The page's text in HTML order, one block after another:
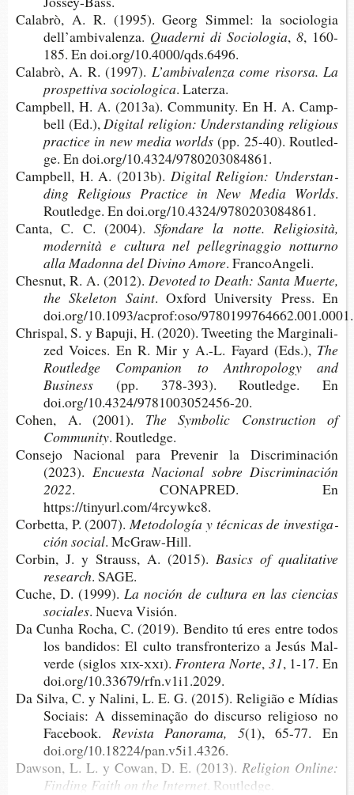
Calabrò, A. R. (1995). Georg Sim­mel: la socio­lo­gia
dell’ambivalenza. Qua­der­ni di Sociologia,8, 160-​
185. En doi.org/10.4000/qds.6496.
Calabrò, A. R. (1997). L’ambi­va­len­za come risor­sa. La
pros­pet­ti­va sociologica. Laterza.
Camp­bell, H. A. (2013a). Com­mu­nity. En H. A. Camp­
bell (Ed.),Digi­tal reli­gion: Unders­tan­ding reli­gious
prac­ti­ce in new media worlds (pp. 25-40). Routled­
ge. En doi.org/10.4324/9780203084861.
Camp­bell, H. A. (2013b). Digi­tal Reli­gion: Unders­tan­
ding Reli­gious Prac­ti­ce in New Media Worlds.
Routled­ge. En doi.org/10.4324/9780203084861.
Canta, C. C. (2004).Sfon­da­re la notte. Reli­gio­sità,
moder­nità e cul­tu­ra nel pelle­gri­nag­gio not­turno
alla Madon­na del Divino Amore. FrancoAngeli.
Ches­nut, R. A. (2012). Devoted to Death: Santa Muer­te,
the Ske­le­ton Saint. Oxford Uni­ver­sity Press. En
doi.org/10.1093/acprof:oso/9780199764662.001.0001.
Chris­pal, S. y Bapu­ji, H. (2020). Twee­ting the Mar­gi­na­li­
zed Voi­ces. En R. Mir y A.-L. Fayard (Eds.), The
Routled­ge Com­pa­nion to Anth­ro­po­logy and
Business (pp. 378-​393). Routled­ge. En
doi.org/10.4324/9781003052456-20.
Cohen, A. (2001). The Sym­bo­lic Cons­truc­tion of
Community. Routledge.
Con­se­jo Nacio­nal para Pre­ve­nir la Dis­cri­mi­na­ción
(2023). Encues­ta Nacio­nal sobre Dis­cri­mi­na­ción
2022. CONA­PRED. En
https://tinyurl.com/4rcywkc8.
Cor­bet­ta, P. (2007).Meto­do­lo­gía y téc­ni­cas de inves­ti­ga­
ción social. McGraw-Hill.
Cor­bin, J. y Strauss, A. (2015). Basics of qua­li­ta­ti­ve
research. SAGE.
Cuche, D. (1999).La noción de cul­tu­ra en las cien­cias
sociales. Nueva Visión.
Da Cunha Rocha, C. (2019). Ben­di­to tú eres entre todos
los ban­di­dos: El culto trans­fron­te­ri­zo a Jesús Mal­
ver­de (siglos xix-xxi).Fron­te­ra Norte,31, 1-17. En
doi.org/10.33679/rfn.v1i1.2029.
Da Silva, C. y Nali­ni, L. E. G. (2015). Reli­gião e Mídias
Sociais: A dis­se­mi­nação do dis­cur­so reli­gio­so no
Facebook. Revis­ta Pano­ra­ma, 5(1), 65-77. En
doi.org/10.18224/pan.v5i1.4326.
Daw­son, L. L. y Cowan, D. E. (2013).Religion Online:
Fin­ding Faith on the Internet . Routledge.